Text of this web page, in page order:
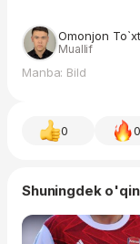
Omonjon
Muallif
Manba: Bild
0 0
Shuningdek